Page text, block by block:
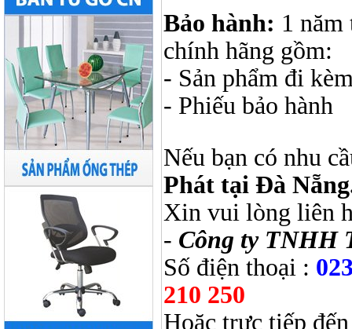
Bảo hành: 1 năm
chính hãng gồm:
- Sản phẩm đi
- Phiếu bảo hành
Nếu bạn có nhu
Phát tại Đà
Xin vui lòng liên
- Công ty TNHH
Số điện thoại :
210 250
Hoặc trực tiếp